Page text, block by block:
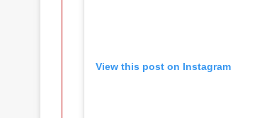
View this post on Instagram